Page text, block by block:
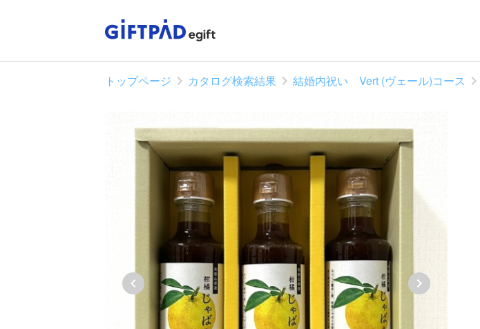
トップページ カタログ検索結果 結婚内祝い Vert (ヴェール)コース